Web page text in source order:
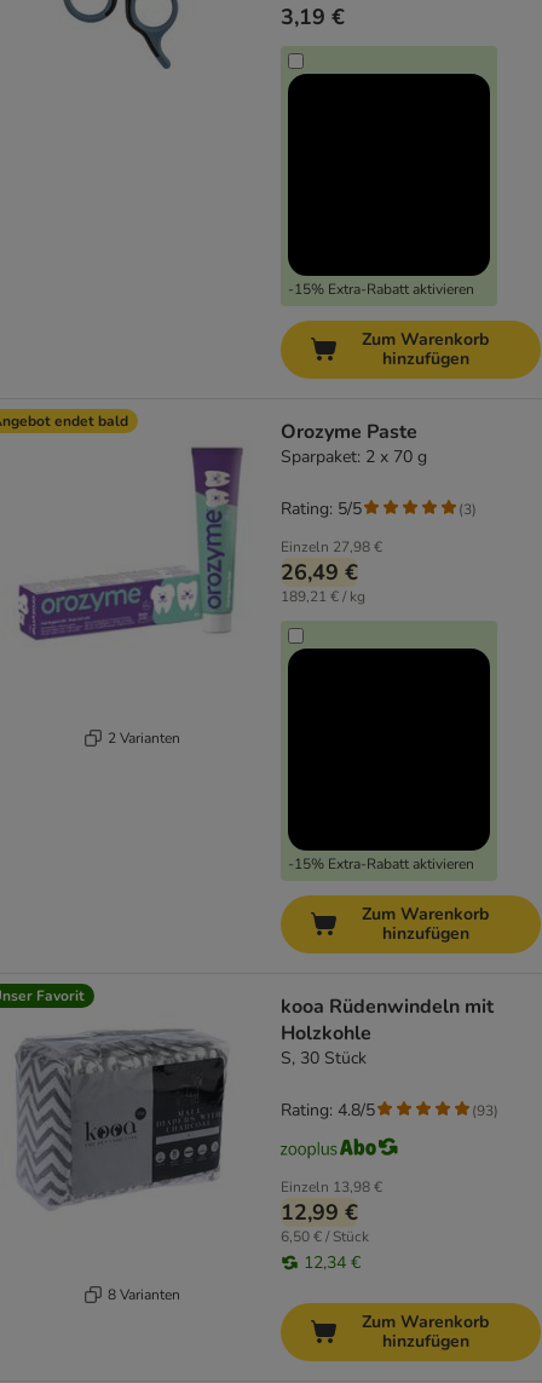
3,19 €
-15% Extra-Rabatt aktivieren
Zum Warenkorb
hinzufügen
endet bald
2 Varianten
Orozyme Paste
Sparpaket: 2 x 70 g
Einzeln 27,98 €
26,49 €
189,21 € / kg
-15% Extra-Rabatt aktivieren
Rating: 5/5 (3)
Zum Warenkorb
hinzufügen
Favorit
8 Varianten
kooa Rüdenwindeln mit
Holzkohle
S, 30 Stück
Einzeln 13,98 €
12,99 €
6,50 € / Stück
12,34 €
Rating: 4.8/5 (93)
Zum Warenkorb
hinzufügen